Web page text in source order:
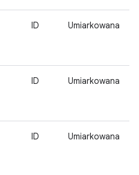
ID Umiarkowana
ID Umiarkowana
ID Umiarkowana